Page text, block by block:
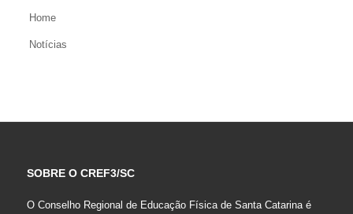
Home
Notícias
SOBRE O CREF3/SC
O Conselho Regional de Educação Física de Santa Catarina é